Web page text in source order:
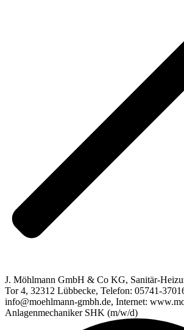
J. Möhlmann GmbH & Co KG, Sanitär-
Tor 4, 32312 Lübbecke, Telefon: 05741-
info@moehlmann-gmbh.de, Internet:
Anlagenmechaniker SHK (m/w/d)